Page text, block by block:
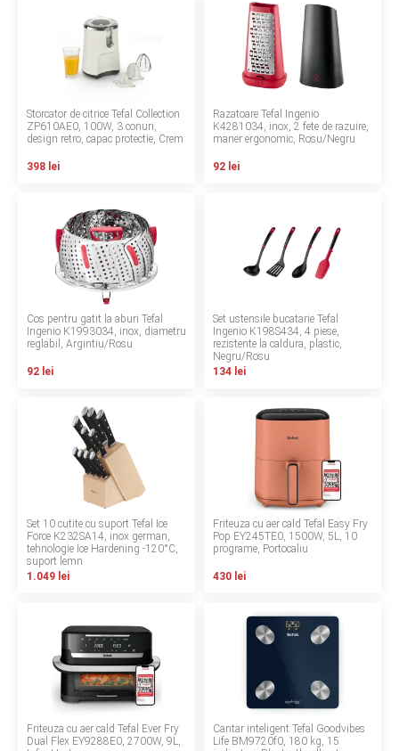
JUCARII
LEAGANE COPII
BABY MONITORS
HRANIRE SI DIVERSIFICARE
CASA SI CURATENIE
BAIE SI TOALETA
Informatii companie
Blog
Showroom
Depozit
Q & A
Branduri
Storcator de citrice Tefal Collection
ZP610AE0, 100W, 3 conuri,
design retro, capac protectie, Crem
398 lei
Razatoare Tefal Ingenio
K4281034, inox, 2 fete de razuire,
maner ergonomic, Rosu/Negru
92 lei
Cos pentru gatit la aburi Tefal
Ingenio K1993034, inox, diametru
reglabil, Argintiu/Rosu
92 lei
Set ustensile bucatarie Tefal
Ingenio K198S434, 4 piese,
rezistente la caldura, plastic,
Negru/Rosu
134 lei
Set 10 cutite cu suport Tefal Ice
Force K232SA14, inox german,
tehnologie Ice Hardening -120°C,
suport lemn
1.049 lei
Friteuza cu aer cald Tefal Easy Fry
Pop EY245TE0, 1500W, 5L, 10
programe, Portocaliu
430 lei
Friteuza cu aer cald Tefal Ever Fry
Dual Flex EY9288E0, 2700W, 9L,
Cantar inteligent Tefal Goodvibes
Life BM9720f0, 180 kg, 15